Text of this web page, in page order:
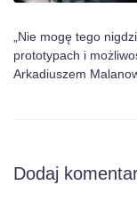
„Nie mogę tego
prototypach i
Arkadiuszem
Dodaj